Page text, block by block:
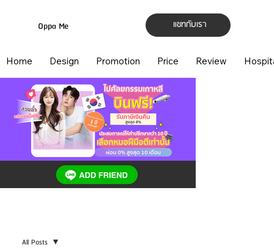
แชทกับเรา
Oppa Me
Home Design Promotion Price Review
All Posts